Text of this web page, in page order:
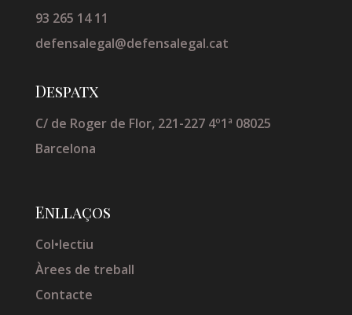
93 265 14 11
defensalegal@defensalegal.cat
Despatx
C/ de Roger de Flor, 221-227 4º1ª 08025
Barcelona
Enllaços
Col•lectiu
Àrees de treball
Contacte